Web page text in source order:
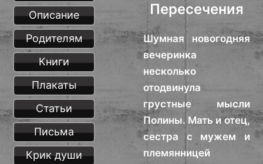
Пересечения
Шумная новогодняя
вечеринка
несколько
отодвинула
грустные мысли
Полины. Мать и отец,
сестра с мужем и
племянницей
Описание
Родителям
Книги
Плакаты
Статьи
Письма
Крик души